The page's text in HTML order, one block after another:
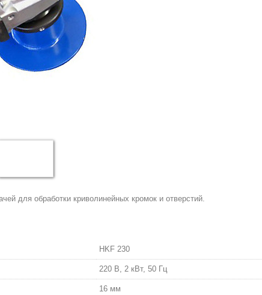
для обработки криволинейных кромок и отверстий.
HKF 230
220 В, 2 кВт, 50 Гц
16 мм